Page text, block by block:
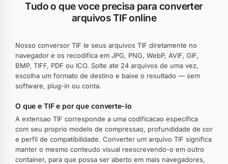
Tudo o que voce precisa para converter
arquivos TIF online
Nosso conversor TIF le seus arquivos TIF diretamente no
navegador e os recodifica em JPG, PNG, WebP, AVIF, GIF,
BMP, TIFF, PDF ou ICO. Solte ate 24 arquivos de uma vez,
escolha um formato de destino e baixe o resultado — sem
software, plug-in ou conta.
O que e TIF e por que converte-lo
A extensao TIF corresponde a uma codificacao especifica
com seu proprio modelo de compressao, profundidade de cor
e perfil de compatibilidade. Converter um arquivo TIF significa
manter o mesmo conteudo visual reescrevendo-o em outro
container, para que possa ser aberto em mais navegadores,